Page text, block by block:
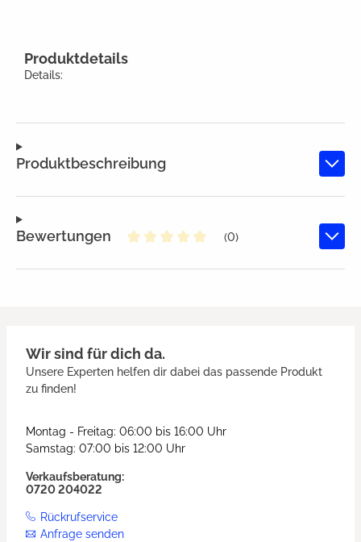
Produktbeschreibung
Bewertungen
(0)
Produktdetails
Details:
Wir sind für dich da.
Unsere Experten helfen dir dabei das passende Produkt
zu finden!
Montag - Freitag: 06:00 bis 16:00 Uhr
Samstag: 07:00 bis 12:00 Uhr
Verkaufsberatung:
0720 204022
Rückrufservice
Anfrage senden